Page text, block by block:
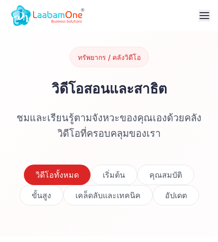
ทรัพยากร / คลังวิดีโอ
วิดีโอสอนและสาธิต
ชมและเรียนรู้ตามจังหวะของคุณเองด้วยคลัง
วิดีโอที่ครอบคลุมของเรา
วิดีโอทั้งหมด เริ่มต้น คุณสมบัติ
ขั้นสูง เคล็ดลับและเทคนิค อัปเดต